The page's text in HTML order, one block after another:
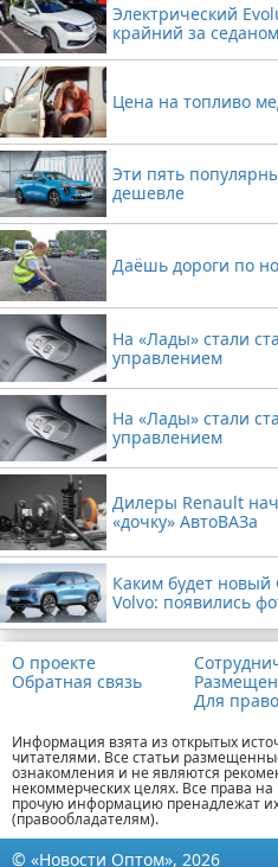
Электрический
крайний за
Цена на топливо
Эти пять
дешевле
Даёшь дороги по
На «Лады» стали
управлением
На «Лады» стали
управлением
Дилеры Renault
«дочку» АвтоВАЗа
Каким будет новый
Volvo: появились
О проекте
Обратная связь
Для
Информация взята из открытых
читателями. Все статьи
ознакомления и не являются
некоммерческих целях. Все права
прочую информацию пренадлежат
(правообладателям).
© «Новости Оптом», 2026